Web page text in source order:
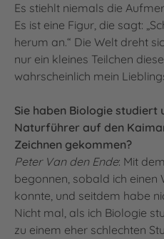
Es stiehlt niemals die
Es ist eine Figur, die sagt:
herum an.“ Die Welt dreht
nur ein kleines Teilchen
wahrscheinlich mein
Sie haben Biologie studiert
Naturführer auf den
Zeichnen gekommen?
Peter Van den Ende: Mit
begonnen, sobald ich einen
konnte, und seitdem habe
Nicht mal, als ich Biologie
zu einem eher schlechten